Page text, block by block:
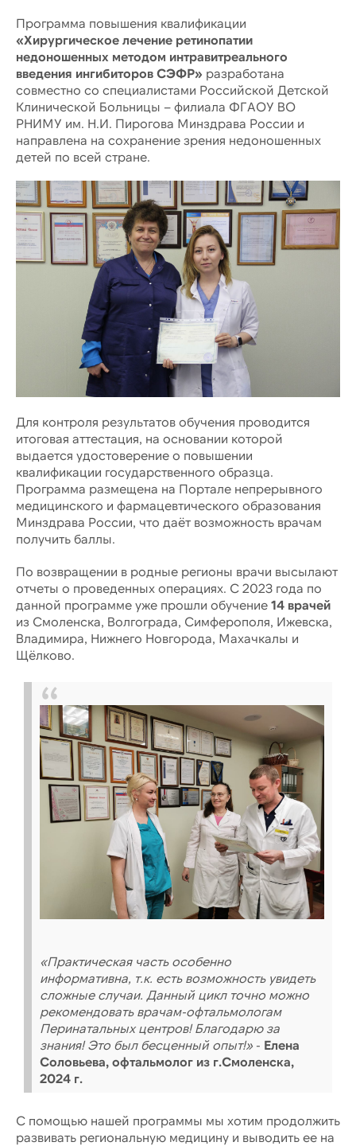
Программа повышения квалификации
«Хирургическое лечение ретинопатии
недоношенных методом интравитреального
введения ингибиторов СЭФР» разработана
совместно со специалистами Российской Детской
Клинической Больницы – филиала ФГАОУ ВО
РНИМУ им. Н.И. Пирогова Минздрава России и
направлена на сохранение зрения недоношенных
детей по всей стране.
Для контроля результатов обучения проводится
итоговая аттестация, на основании которой
выдается удостоверение о повышении
квалификации государственного образца.
Программа размещена на Портале непрерывного
медицинского и фармацевтического образования
Минздрава России, что даёт возможность врачам
получить баллы.
По возвращении в родные регионы врачи высылают
отчеты о проведенных операциях. С 2023 года по
данной программе уже прошли обучение 14 врачей
из Смоленска, Волгограда, Симферополя, Ижевска,
Владимира, Нижнего Новгорода, Махачкалы и
Щёлково.
«Практическая часть особенно
информативна, т.к. есть возможность увидеть
сложные случаи. Данный цикл точно можно
рекомендовать врачам-офтальмологам
Перинатальных центров! Благодарю за
знания! Это был бесценный опыт!» - Елена
Соловьева, офтальмолог из г.Смоленска,
2024 г.
С помощью нашей программы мы хотим продолжить
развивать региональную медицину и выводить ее на